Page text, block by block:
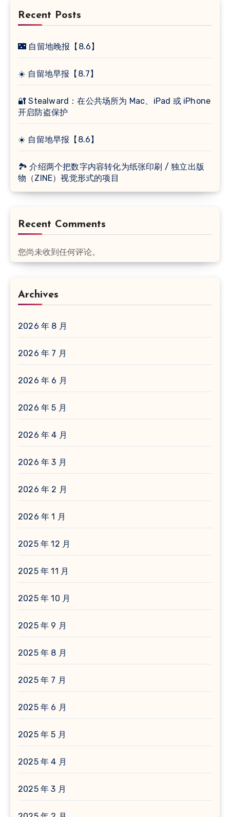
Recent Posts
🌃 自留地晚报【8.6】
☀️ 自留地早报【8.7】
🔐 Stealward：在公共场所为 Mac、iPad 或 iPhone
开启防盗保护
☀️ 自留地早报【8.6】
🏞 介绍两个把数字内容转化为纸张印刷 / 独立出版
物（ZINE）视觉形式的项目
Recent Comments
您尚未收到任何评论。
Archives
2026 年 8 月
2026 年 7 月
2026 年 6 月
2026 年 5 月
2026 年 4 月
2026 年 3 月
2026 年 2 月
2026 年 1 月
2025 年 12 月
2025 年 11 月
2025 年 10 月
2025 年 9 月
2025 年 8 月
2025 年 7 月
2025 年 6 月
2025 年 5 月
2025 年 4 月
2025 年 3 月